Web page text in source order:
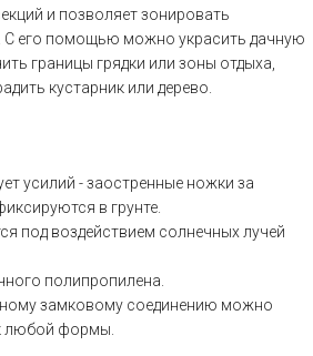
и позволяет зонировать
С его помощью можно украсить дачную
границы грядки или зоны отдыха,
кустарник или дерево.
усилий - заостренные ножки за
в грунте.
под воздействием солнечных лучей
полипропилена.
замковому соединению можно
любой формы.